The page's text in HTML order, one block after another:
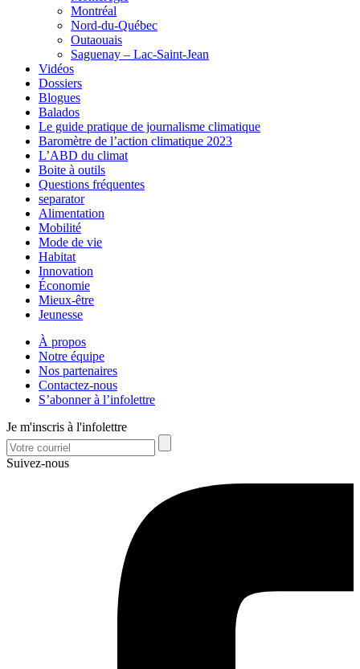
Montréal
Nord-du-Québec
Outaouais
Saguenay – Lac-Saint-Jean
Vidéos
Dossiers
Blogues
Balados
Le guide pratique de journalisme climatique
Baromètre de l’action climatique 2023
L’ABD du climat
Boite à outils
Questions fréquentes
separator
Alimentation
Mobilité
Mode de vie
Habitat
Innovation
Économie
Mieux-être
Jeunesse
À propos
Notre équipe
Nos partenaires
Contactez-nous
S’abonner à l’infolettre
Je m'inscris à l'infolettre
Suivez-nous